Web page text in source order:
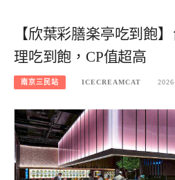
【欣葉彩膳楽亭吃到飽
理吃到飽，CP值超高
南京三民站 ICECREAMCAT